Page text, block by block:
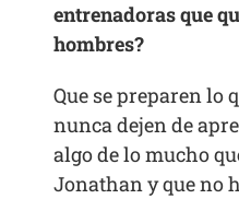
entrenadoras que
hombres?
Que se preparen lo
nunca dejen de
algo de lo mucho
Jonathan y que no